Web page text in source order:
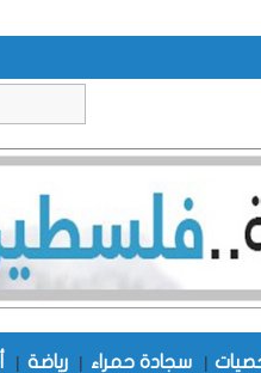
| سجادة حمراء | رياضة |